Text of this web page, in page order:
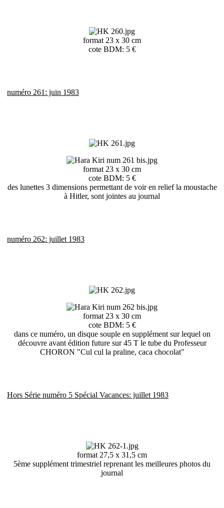
format 23 x 30 cm
cote BDM: 5 €
numéro 261: juin 1983
format 23 x 30 cm
cote BDM: 5 €
des lunettes 3 dimensions permettant de voir en relief la moustache
à Hitler, sont jointes au journal
numéro 262: juillet 1983
format 23 x 30 cm
cote BDM: 5 €
dans ce numéro, un disque souple en supplément sur lequel on
découvre avant édition future sur 45 T le tube du Professeur
CHORON "Cul cul la praline, caca chocolat"
Hors Série numéro 5 Spécial Vacances: juillet 1983
format 27,5 x 31,5 cm
5ème supplément trimestriel reprenant les meilleures photos du
journal